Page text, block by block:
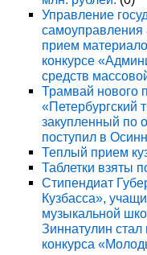
Управление
прием
конкурсе
средств
Трамвай нового
«Петербургский
закупленный по
поступил в
Теплый прием
Таблетки взяты
Стипендиат
Кузбасса»,
музыкальной
Зиннатулин
конкурса